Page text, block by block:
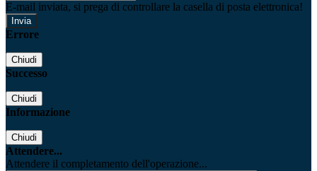
E-mail inviata, si prega di controllare la casella di posta elettronica!
Errore
Chiudi
Successo
Chiudi
Informazione
Chiudi
Attendere...
Attendere il completamento dell'operazione...